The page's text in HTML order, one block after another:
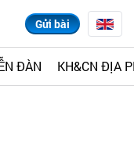
Gửi bài
ĐÀN KH&CN ĐỊA